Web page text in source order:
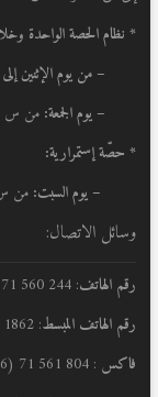
* نظام الحصة الواحدة
–من يوم الإثنين
– يوم الجمعة: من س 07 و 30 دق إلى س 13 و 00،
* حصّة إستمرارية:
– يوم السبت: من س 09 و 00 دق إلى س
وسائل الاتصال:
رقم الهاتف: 244 560 71 (00216)
رقم الهاتف المبسط: 1862
فاكس : 804 561 71 (00216)